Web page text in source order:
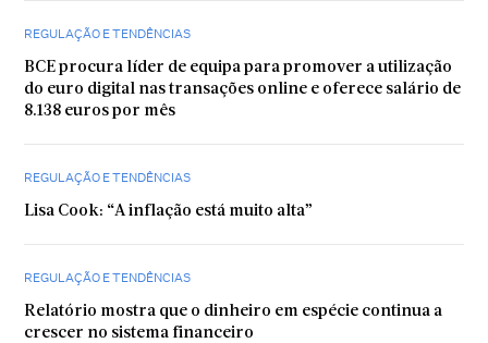
REGULAÇÃO E TENDÊNCIAS
BCE procura líder de equipa para promover a utilização
do euro digital nas transações online e oferece salário de
8.138 euros por mês
REGULAÇÃO E TENDÊNCIAS
Lisa Cook: “A inflação está muito alta”
REGULAÇÃO E TENDÊNCIAS
Relatório mostra que o dinheiro em espécie continua a
crescer no sistema financeiro